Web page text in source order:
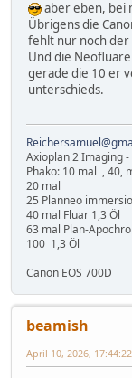
aber eben, bei
Übrigens die
fehlt nur noch der
Und die
gerade die 10 er
unterschieds.
Axioplan 2 Imaging -
Phako: 10 mal , 40,
20 mal
25 Planneo
40 mal Fluar 1,3 Öl
63 mal Plan-
100 1,3 Öl
Canon EOS 700D
beamish
April 10, 2026,